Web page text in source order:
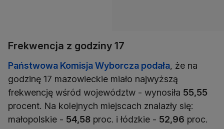
Frekwencja z godziny 17
Państwowa Komisja Wyborcza podała, że na
godzinę 17 mazowieckie miało najwyższą
frekwencję wśród województw - wynosiła 55,55
procent. Na kolejnych miejscach znalazły się:
małopolskie - 54,58 proc. i łódzkie - 52,96 proc.